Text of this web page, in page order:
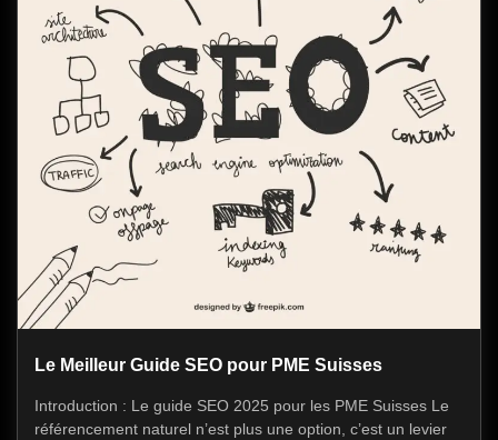
Le Meilleur Guide SEO pour PME Suisses
Introduction : Le guide SEO 2025 pour les PME Suisses Le
référencement naturel n’est plus une option, c’est un levier